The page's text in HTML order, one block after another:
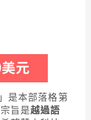
是本部落格第
旨是越過語